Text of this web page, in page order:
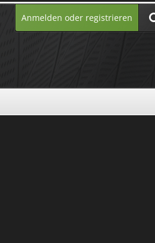
Anmelden oder registrieren